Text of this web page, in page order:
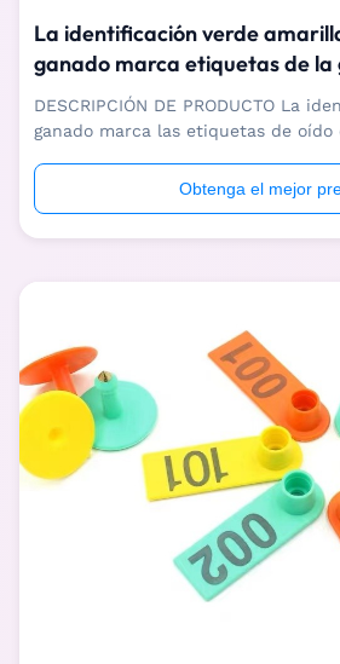
La identificación verde
ganado marca etiquetas de la
etiqueta del ganado 75*60m m
DESCRIPCIÓN DE PRODUCTO La
ganado marca las etiquetas de
La identificación del ganado marca
oído con etiqueta animales de la
Obtenga el mejor